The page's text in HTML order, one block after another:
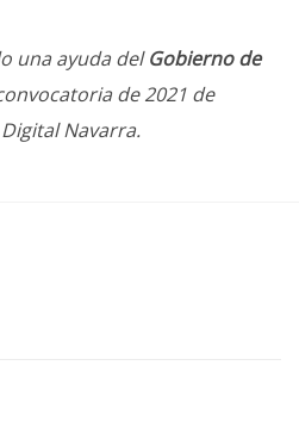
una ayuda delGobierno de
de 2021 de
Navarra.